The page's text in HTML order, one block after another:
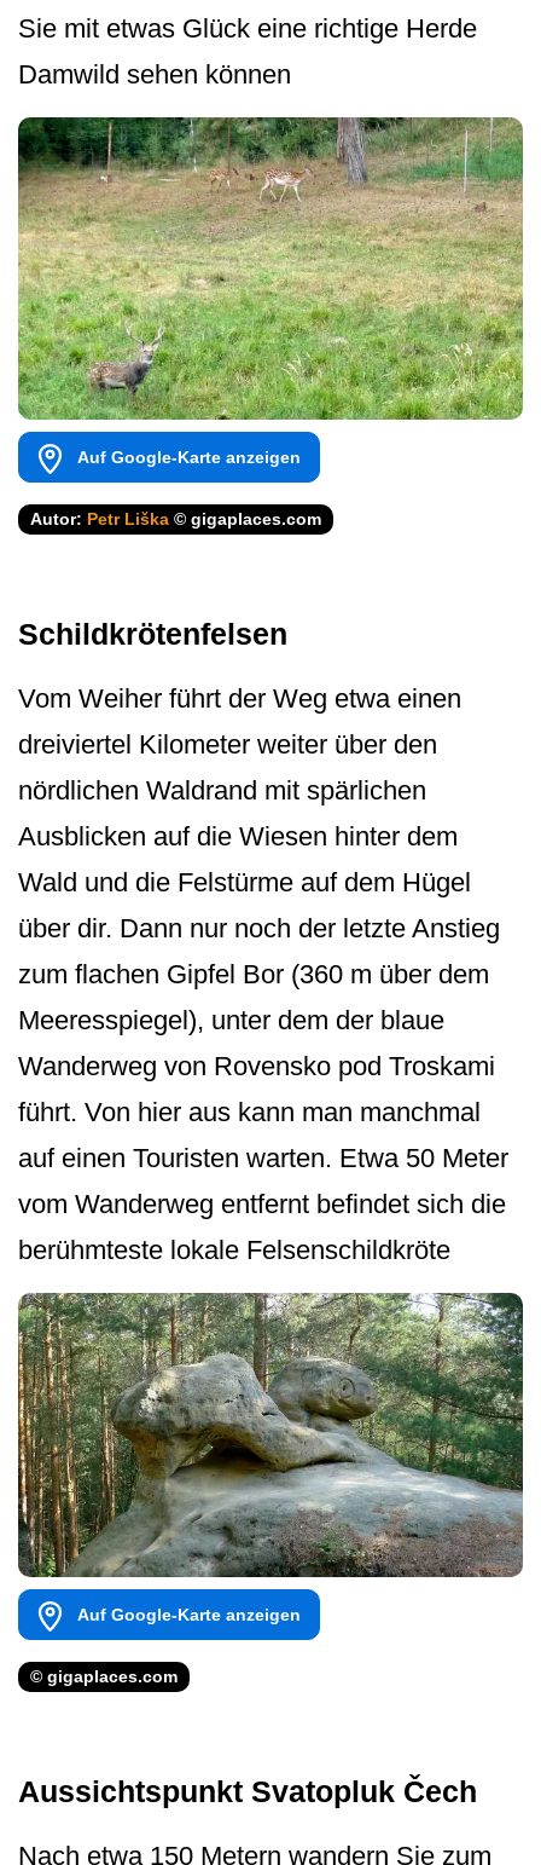
Sie mit etwas Glück eine richtige Herde
Damwild sehen können
Auf Google-Karte anzeigen
Autor: Petr Liška © gigaplaces.com
Schildkrötenfelsen
Vom Weiher führt der Weg etwa einen
dreiviertel Kilometer weiter über den
nördlichen Waldrand mit spärlichen
Ausblicken auf die Wiesen hinter dem
Wald und die Felstürme auf dem Hügel
über dir. Dann nur noch der letzte Anstieg
zum flachen Gipfel Bor (360 m über dem
Meeresspiegel), unter dem der blaue
Wanderweg von Rovensko pod Troskami
führt. Von hier aus kann man manchmal
auf einen Touristen warten. Etwa 50 Meter
vom Wanderweg entfernt befindet sich die
berühmteste lokale Felsenschildkröte
Auf Google-Karte anzeigen
© gigaplaces.com
Aussichtspunkt Svatopluk Čech
Nach etwa 150 Metern wandern Sie zum